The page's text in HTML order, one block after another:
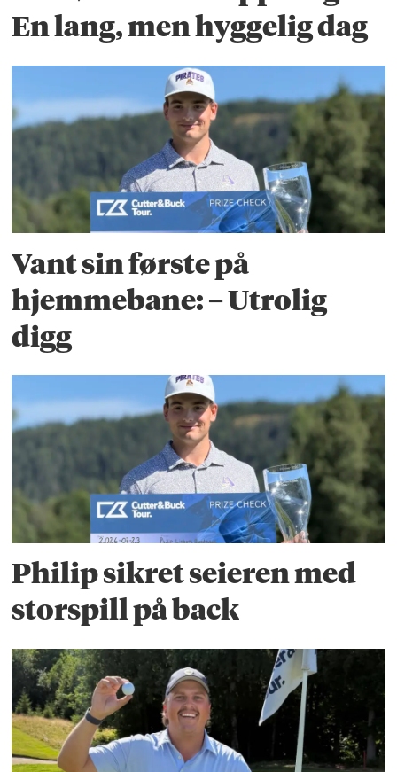
En lang, men hyggelig dag
Vant sin første på
hjemmebane: – Utrolig
digg
Philip sikret seieren med
storspill på back